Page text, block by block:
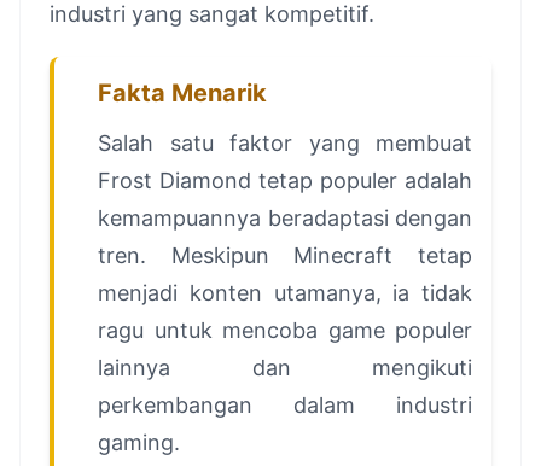
industri yang sangat kompetitif.
Fakta Menarik
Salah satu faktor yang membuat
Frost Diamond tetap populer adalah
kemampuannya beradaptasi dengan
tren. Meskipun Minecraft tetap
menjadi konten utamanya, ia tidak
ragu untuk mencoba game populer
lainnya dan mengikuti
perkembangan dalam industri
gaming.